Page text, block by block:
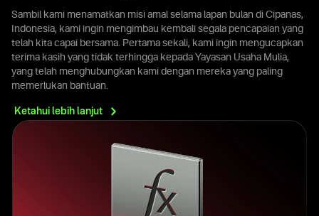
Sambil kami menamatkan misi amal selama lapan bulan di Cipanas,
Indonesia, kami ingin mengimbau kembali segala pencapaian yang
telah kita capai bersama. Pertama sekali, kami ingin mengucapkan
terima kasih yang tidak terhingga kepada Yayasan Usaha Mulia,
yang telah menghubungkan kami dengan mereka yang paling
memerlukan bantuan.
Ketahui lebih lanjut